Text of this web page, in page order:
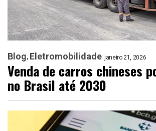
Blog Eletromobilidade janeiro 21, 2026
Venda de carros chineses
no Brasil até 2030